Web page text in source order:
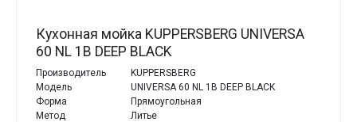
Кухонная мойка KUPPERSBERG UNIVERSA
60 NL 1B DEEP BLACK
Производитель
KUPPERSBERG
Модель
UNIVERSA 60 NL 1B DEEP BLACK
Форма
Прямоугольная
Метод
Литье